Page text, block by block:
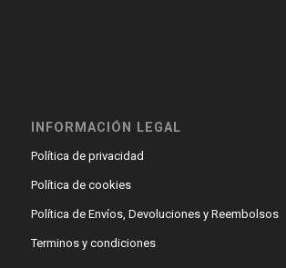
INFORMACIÓN LEGAL
Política de privacidad
Política de cookies
Política de Envíos, Devoluciones y Reembolsos
Terminos y condiciones